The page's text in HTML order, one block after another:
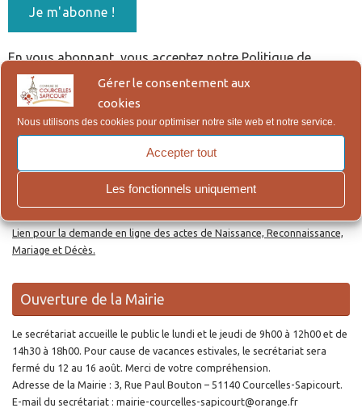
Gérer le consentement aux
cookies
Nous utilisons des cookies pour optimiser notre site web et notre service.
Accepter tout
Les fonctionnels uniquement
En vous abonnant, vous acceptez notre Politique de
Confidentialité, qui figure en bas de page.
Actes d’Etat Civil en ligne
Lien pour la demande en ligne des actes de Naissance, Reconnaissance,
Mariage et Décès.
Ouverture de la Mairie
Le secrétariat accueille le public le lundi et le jeudi de 9h00 à 12h00 et de
14h30 à 18h00. Pour cause de vacances estivales, le secrétariat sera
fermé du 12 au 16 août. Merci de votre compréhension.
Adresse de la Mairie : 3, Rue Paul Bouton – 51140 Courcelles-Sapicourt.
E-mail du secrétariat : mairie-courcelles-sapicourt@orange.fr